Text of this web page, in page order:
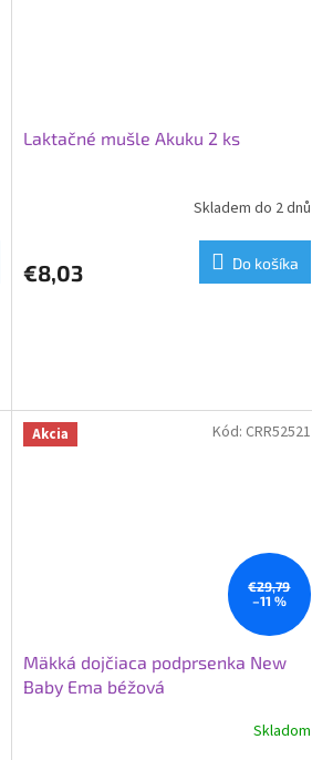
Laktačné mušle Akuku 2 ks
Skladem do 2 dnů
€8,03 Do košíka
Akcia
€29,79
–11 %
Mäkká dojčiaca podprsenka New
Baby Ema béžová
Skladom
Kód: CRR52521